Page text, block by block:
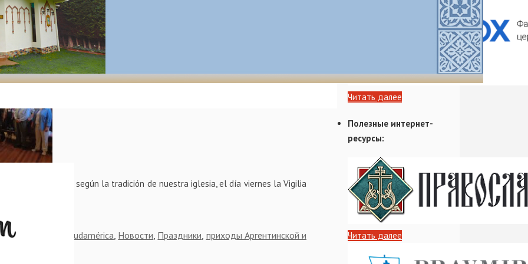
2019 г. в приходе Св. Николая
Чили
se celebró según la tradición de nuestra iglesia, el día viernes la Vigilia
Argentina y de Sudamérica, Новости, Праздники, приходы Аргентинской и
Читать далее
Полезные интернет-
ресурсы:
Читать далее